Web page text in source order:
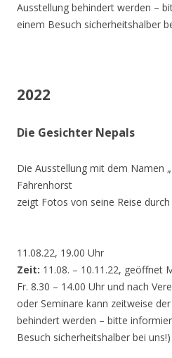
Ausstellung behindert werden –
einem Besuch sicherheitshalber
2022
Die Gesichter Nepals
Die Ausstellung mit dem Namen
Fahrenhorst
zeigt Fotos von seine Reise
11.08.22, 19.00 Uhr
Zeit: 11.08. – 10.11.22, geöffnet
Fr. 8.30 – 14.00 Uhr und nach
oder Seminare kann zeitweise
behindert werden – bitte
Besuch sicherheitshalber bei uns!)